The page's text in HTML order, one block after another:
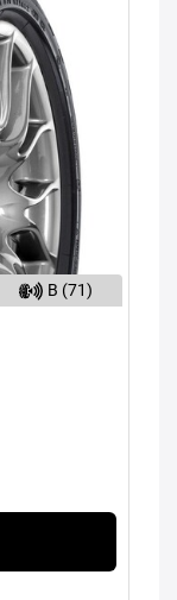
B (71)